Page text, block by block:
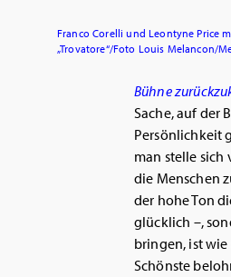
Franco Corelli und Leontyne Price
„Trovatore“/Foto Louis Melancon/
Bühne
Sache, auf der
Persönlichkeit
man stelle sich
die Menschen
der hohe Ton
glücklich –,
bringen, ist
Schönste